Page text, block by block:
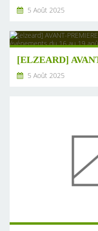
5 Août 2025
5 Août 2025